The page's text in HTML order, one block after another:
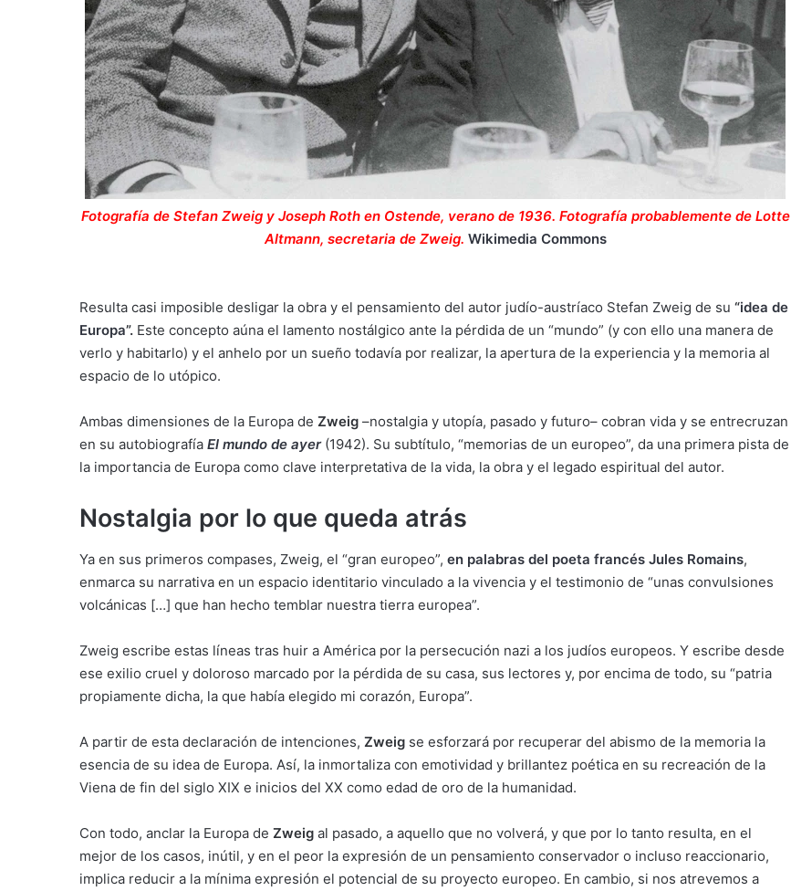
Fotografía de Stefan Zweig y Joseph Roth en Ostende, verano de 1936. Fotografía probablemente de Lotte
Altmann, secretaria de Zweig. Wikimedia Commons
Resulta casi imposible desligar la obra y el pensamiento del autor judío-austríaco Stefan Zweig de su “idea de
Europa”. Este concepto aúna el lamento nostálgico ante la pérdida de un “mundo” (y con ello una manera de
verlo y habitarlo) y el anhelo por un sueño todavía por realizar, la apertura de la experiencia y la memoria al
espacio de lo utópico.
Ambas dimensiones de la Europa de Zweig –nostalgia y utopía, pasado y futuro– cobran vida y se entrecruzan
en su autobiografía El mundo de ayer (1942). Su subtítulo, “memorias de un europeo”, da una primera pista de
la importancia de Europa como clave interpretativa de la vida, la obra y el legado espiritual del autor.
Nostalgia por lo que queda atrás
Ya en sus primeros compases, Zweig, el “gran europeo”, en palabras del poeta francés Jules Romains,
enmarca su narrativa en un espacio identitario vinculado a la vivencia y el testimonio de “unas convulsiones
volcánicas […] que han hecho temblar nuestra tierra europea”.
Zweig escribe estas líneas tras huir a América por la persecución nazi a los judíos europeos. Y escribe desde
ese exilio cruel y doloroso marcado por la pérdida de su casa, sus lectores y, por encima de todo, su “patria
propiamente dicha, la que había elegido mi corazón, Europa”.
A partir de esta declaración de intenciones, Zweig se esforzará por recuperar del abismo de la memoria la
esencia de su idea de Europa. Así, la inmortaliza con emotividad y brillantez poética en su recreación de la
Viena de fin del siglo XIX e inicios del XX como edad de oro de la humanidad.
Con todo, anclar la Europa de Zweig al pasado, a aquello que no volverá, y que por lo tanto resulta, en el
mejor de los casos, inútil, y en el peor la expresión de un pensamiento conservador o incluso reaccionario,
implica reducir a la mínima expresión el potencial de su proyecto europeo. En cambio, si nos atrevemos a